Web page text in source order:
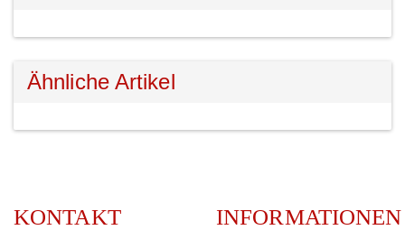
Ähnliche Artikel
KONTAKT INFORMATIONEN